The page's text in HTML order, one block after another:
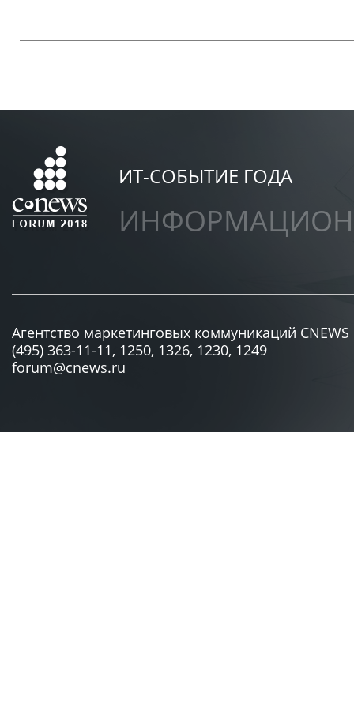
ИТ-СОБЫТИЕ ГОДА
Агентство маркетинговых коммуникаций CNEWS
(495) 363-11-11, 1250, 1326, 1230, 1249
forum@cnews.ru